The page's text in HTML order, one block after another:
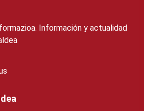
Información y actualidad